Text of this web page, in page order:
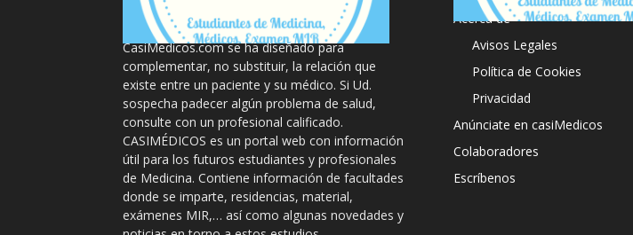
La información proporcionada en
CasiMedicos.com se ha diseñado para
complementar, no substituir, la relación que
existe entre un paciente y su médico. Si Ud.
sospecha padecer algún problema de salud,
consulte con un profesional calificado.
CASIMÉDICOS es un portal web con información
útil para los futuros estudiantes y profesionales
de Medicina. Contiene información de facultades
donde se imparte, residencias, material,
exámenes MIR,… así como algunas novedades y
Acerca de
Avisos Legales
Política de Cookies
Privacidad
Anúnciate en casiMedicos
Colaboradores
Escríbenos